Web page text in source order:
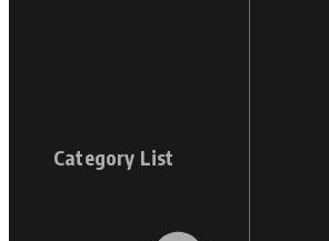
Category List